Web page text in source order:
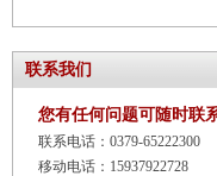
联系我们
您有任何问题可随时联
联系电话：0379-65222300
移动电话：15937922728